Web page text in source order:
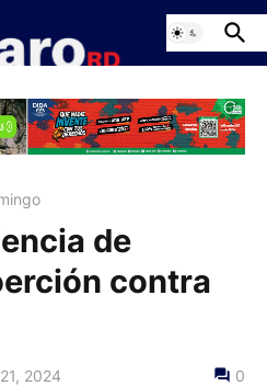
de
contra
2024 0